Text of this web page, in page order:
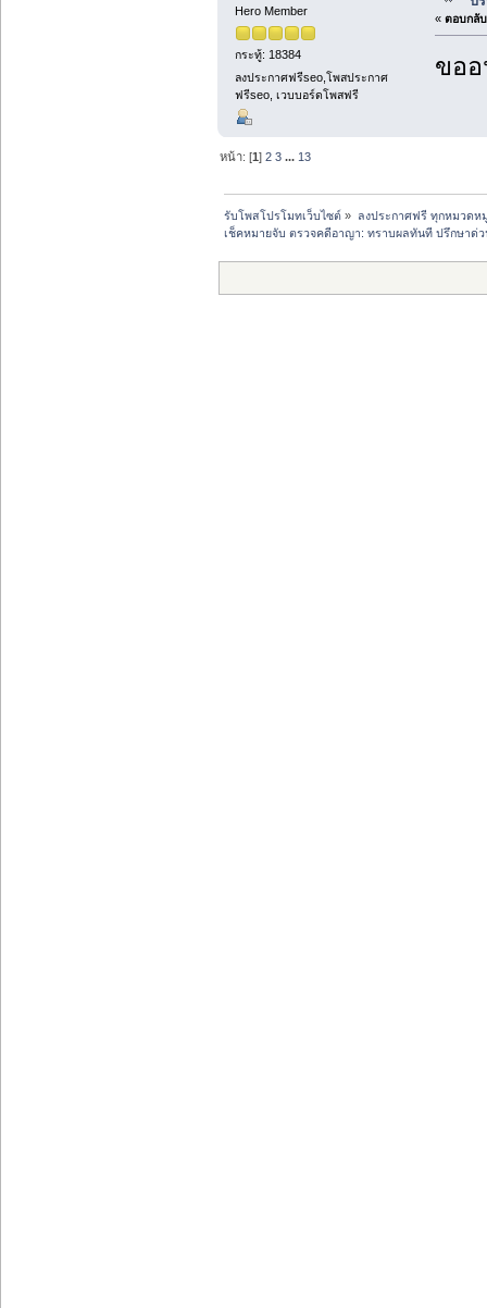
Hero Member
กระทู้: 18384
ลงประกาศฟรีseo,โพสประกาศ
ฟรีseo, เวบบอร์ดโพสฟรี
« ตอบกลั
ขอ
หน้า: [1]2 3 ... 13
รับโพสโปรโมทเว็บไซต์ » ลงประกาศฟรี ทุกหมวดห
เช็คหมายจับ ตรวจคดีอาญา: ทราบผลทันที ปรึกษาด่ว